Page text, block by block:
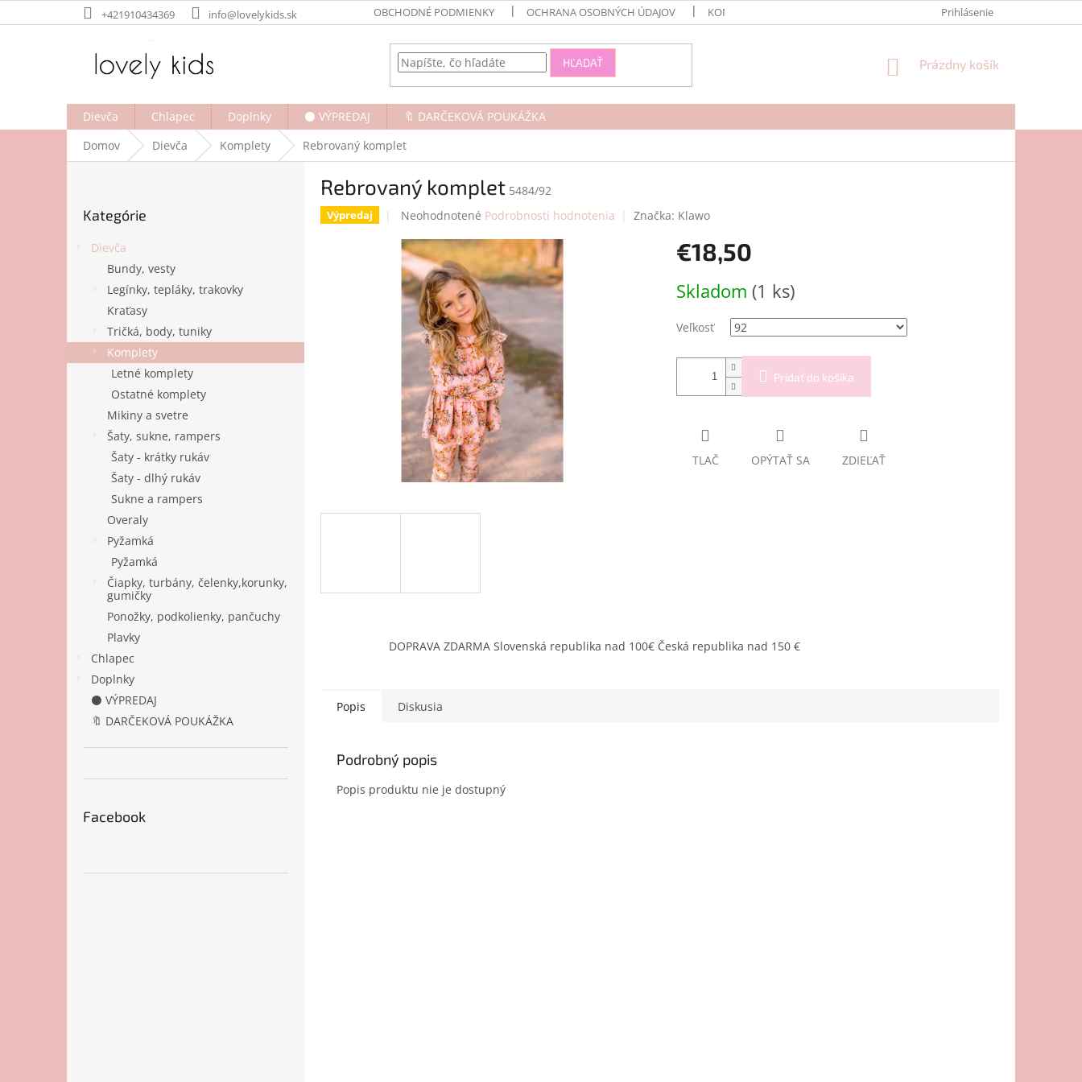
na
+421910434369 info@lovelykids.sk OBCHODNÉ PODMIENKY OCHRANA OSOBNÝCH ÚDAJOV KONTAKTY Prihlásenie
HĽADAŤ
NÁKUPNÝ
Prázdny košík
Dievča Chlapec Doplnky ⚫ VÝPREDAJ
🔖 DARČEKOVÁ POUKÁŽKA
Domov
Dievča Komplety Rebrovaný komplet
kategórie
Kategórie
Dievča
Bundy, vesty
Legínky, tepláky, trakovky
Kraťasy
Tričká, body, tuniky
Komplety
Letné komplety
Ostatné komplety
Mikiny a svetre
Šaty, sukne, rampers
Šaty - krátky rukáv
Šaty - dlhý rukáv
Sukne a rampers
Overaly
Pyžamká
Pyžamká
Čiapky, turbány, čelenky,korunky,
gumičky
Ponožky, podkolienky, pančuchy
Plavky
Chlapec
Doplnky
⚫ VÝPREDAJ
🔖 DARČEKOVÁ POUKÁŽKA
Facebook
Rebrovaný komplet 5484/92
Výpredaj
Priemerné
produktu
je
0,0
z
5
hviezdičiek.
Neohodnotené Podrobnosti hodnotenia Značka: Klawo
€18,50
cena:
Skladom (1 ks)
Veľkosť
Pridať do košíka
TLAČ OPÝTAŤ SA ZDIEĽAŤ
DOPRAVA ZDARMA Slovenská republika nad 100€ Česká republika nad 150 €
Popis Diskusia
Podrobný popis
Popis produktu nie je dostupný